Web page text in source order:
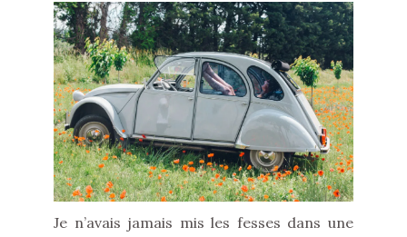
Je n’avais jamais mis les fesses dans une